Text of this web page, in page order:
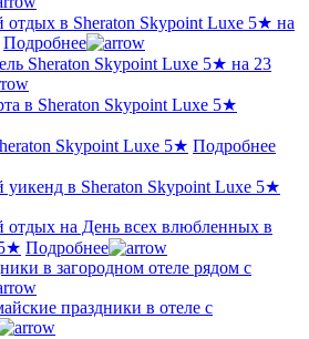
отдых в Sheraton Skypoint Luxe 5★ на
Подробнее
Sheraton Skypoint Luxe 5★ на 23
в Sheraton Skypoint Luxe 5★
Skypoint Luxe 5★ Подробнее
уикенд в Sheraton Skypoint Luxe 5★
отдых на День всех влюбленных в
Подробнее
в загородном отеле рядом с
праздники в отеле с